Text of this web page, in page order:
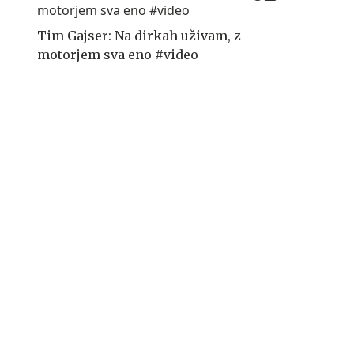
Tim Gajser: Na dirkah uživam, z
motorjem sva eno #video